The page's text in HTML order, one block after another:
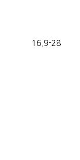
16.9-28